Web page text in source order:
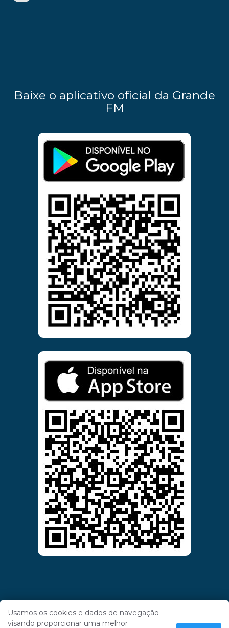
Baixe o aplicativo oficial da Grande
FM
Usamos os cookies e dados de navegação
visando proporcionar uma melhor